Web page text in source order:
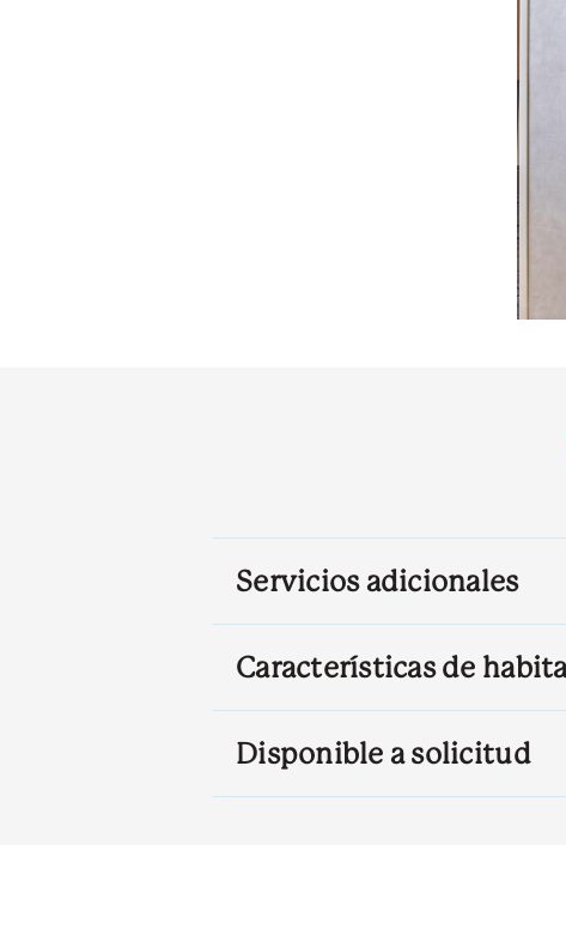
Servicios adicionales
Características de
Disponible a solicitud